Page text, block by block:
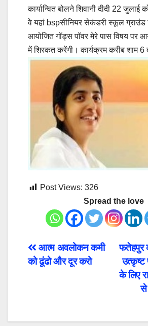
कार्यान्वित बोलने शिवानी दीदी 22 जुलाई
वे यहां bspसीनियर सेकंडरी स्कूल
आयोजित गॉड्स पॉवर मेरे पास विषय पर
में शिरकत करेंगी। कार्यक्रम करीब शाम
Post Views: 326
Spread the love
Post
navigation
फतेहपुर
उत्कृष्ट
के लिए
से
आत्म अवलोकन कमी
को ढूंढो और दूर करो